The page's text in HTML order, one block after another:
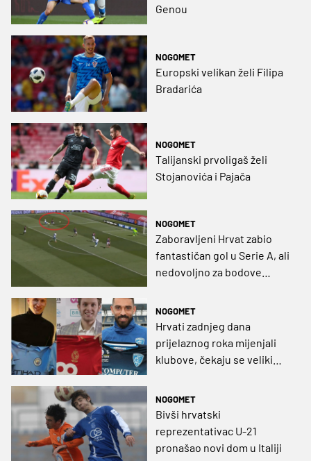
Genou
NOGOMET
Europski velikan želi Filipa
Bradarića
NOGOMET
Talijanski prvoligaš želi
Stojanovića i Pajača
NOGOMET
Zaboravljeni Hrvat zabio
fantastičan gol u Serie A, ali
nedovoljno za bodove
NOGOMET
Hrvati zadnjeg dana
prijelaznog roka mijenjali
klubove, čekaju se veliki
NOGOMET
Bivši hrvatski
reprezentativac U-21
pronašao novi dom u Italiji